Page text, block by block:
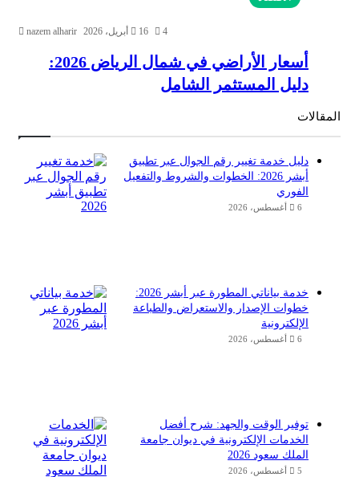
nazem alharir 16 أبريل، 2026 4
أسعار الأراضي في شمال الرياض 2026:
دليل المستثمر الشامل
المقالات
دليل خدمة تغيير رقم الجوال عبر تطبيق
أبشر 2026: الخطوات والشروط والتفعيل
الفوري
6 أغسطس، 2026
خدمة بياناتي المطورة عبر أبشر 2026:
خطوات الإصدار والاستعراض والطباعة
الإلكترونية
6 أغسطس، 2026
توفير الوقت والجهد: شرح أفضل
الخدمات الإلكترونية في ديوان جامعة
الملك سعود 2026
5 أغسطس، 2026